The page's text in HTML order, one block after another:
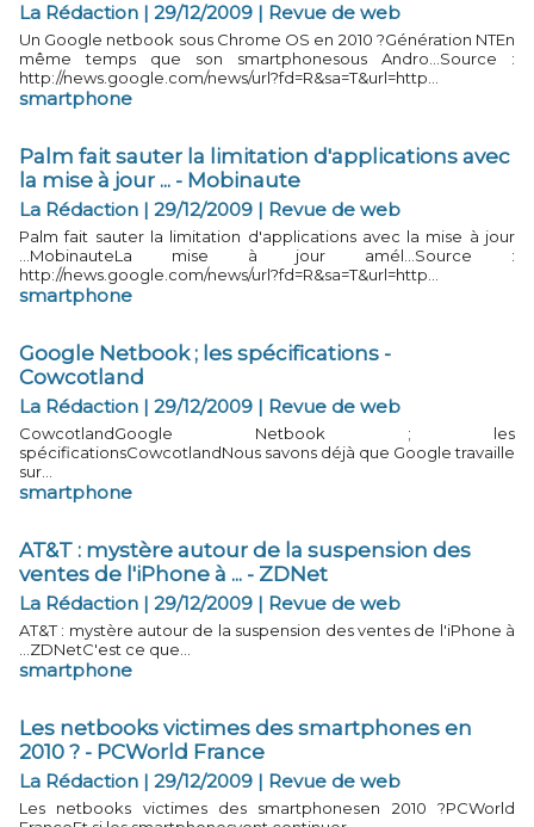
La Rédaction | 29/12/2009 | Revue de web
Un Google netbook sous Chrome OS en 2010 ?Génération NTEn
même temps que son smartphonesous Andro...Source :
http://news.google.com/news/url?fd=R&sa=T&url=http...
smartphone
Palm fait sauter la limitation d'applications avec
la mise à jour ... - Mobinaute
La Rédaction | 29/12/2009 | Revue de web
Palm fait sauter la limitation d'applications avec la mise à jour
...MobinauteLa mise à jour amél...Source :
http://news.google.com/news/url?fd=R&sa=T&url=http...
smartphone
Google Netbook ; les spécifications -
Cowcotland
La Rédaction | 29/12/2009 | Revue de web
CowcotlandGoogle Netbook ; les
spécificationsCowcotlandNous savons déjà que Google travaille
sur...
smartphone
AT&T : mystère autour de la suspension des
ventes de l'iPhone à ... - ZDNet
La Rédaction | 29/12/2009 | Revue de web
AT&T : mystère autour de la suspension des ventes de l'iPhone à
...ZDNetC'est ce que...
smartphone
Les netbooks victimes des smartphones en
2010 ? - PCWorld France
La Rédaction | 29/12/2009 | Revue de web
Les netbooks victimes des smartphonesen 2010 ?PCWorld